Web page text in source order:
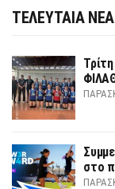
ΤΕΛΕΥΤΑΙΑ ΝΕΑ
στο